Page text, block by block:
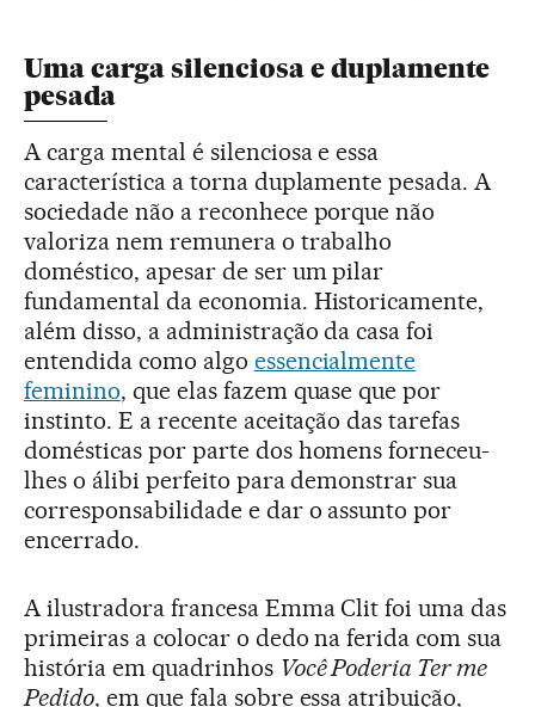
Uma carga silenciosa e duplamente
pesada
A carga mental é silenciosa e essa
característica a torna duplamente pesada. A
sociedade não a reconhece porque não
valoriza nem remunera o trabalho
doméstico, apesar de ser um pilar
fundamental da economia. Historicamente,
além disso, a administração da casa foi
entendida como algo essencialmente
feminino, que elas fazem quase que por
instinto. E a recente aceitação das tarefas
domésticas por parte dos homens forneceu-
lhes o álibi perfeito para demonstrar sua
corresponsabilidade e dar o assunto por
encerrado.
A ilustradora francesa Emma Clit foi uma das
primeiras a colocar o dedo na ferida com sua
história em quadrinhos Você Poderia Ter me
Pedido, em que fala sobre essa atribuição,